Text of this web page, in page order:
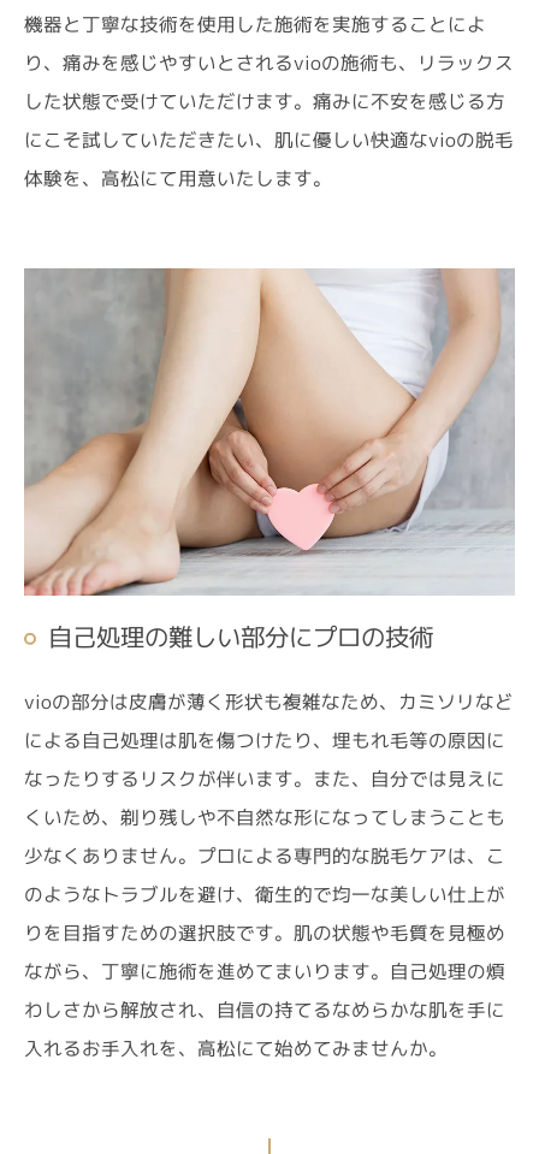
機器と丁寧な技術を使用した施術を実施することによ
り、痛みを感じやすいとされるvioの施術も、リラックス
した状態で受けていただけます。痛みに不安を感じる方
にこそ試していただきたい、肌に優しい快適なvioの脱毛
体験を、高松にて用意いたします。
自己処理の難しい部分にプロの技術
vioの部分は皮膚が薄く形状も複雑なため、カミソリなど
による自己処理は肌を傷つけたり、埋もれ毛等の原因に
なったりするリスクが伴います。また、自分では見えに
くいため、剃り残しや不自然な形になってしまうことも
少なくありません。プロによる専門的な脱毛ケアは、こ
のようなトラブルを避け、衛生的で均一な美しい仕上が
りを目指すための選択肢です。肌の状態や毛質を見極め
ながら、丁寧に施術を進めてまいります。自己処理の煩
わしさから解放され、自信の持てるなめらかな肌を手に
入れるお手入れを、高松にて始めてみませんか。